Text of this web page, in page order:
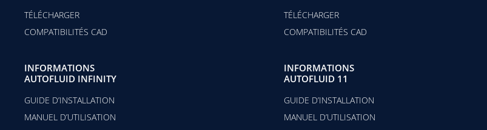
TÉLÉCHARGER
COMPATIBILITÉS CAD
INFORMATIONS
AUTOFLUID INFINITY
GUIDE D’INSTALLATION
MANUEL D’UTILISATION
TÉLÉCHARGER
COMPATIBILITÉS CAD
INFORMATIONS
AUTOFLUID 11
GUIDE D’INSTALLATION
MANUEL D’UTILISATION